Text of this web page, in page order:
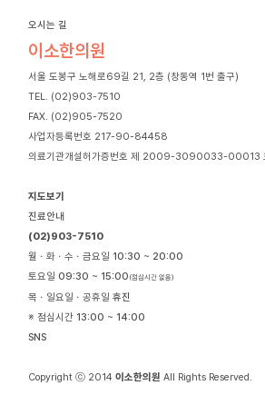
오시는 길
이소한의원
서울 도봉구 노해로69길 21, 2층 (창동역 1번 출구)
TEL. (02)903-7510
FAX. (02)905-7520
사업자등록번호 217-90-84458
의료기관개설허가증번호 제 2009-3090033-00013
지도보기
진료안내
(02)903-7510
월ㆍ화ㆍ수ㆍ금요일10:30 ~ 20:00
토요일09:30 ~ 15:00 (점심시간 없음)
목ㆍ일요일ㆍ공휴일휴진
※ 점심시간13:00 ~ 14:00
SNS
Copyright ⓒ 2014이소한의원 All Rights Reserved.